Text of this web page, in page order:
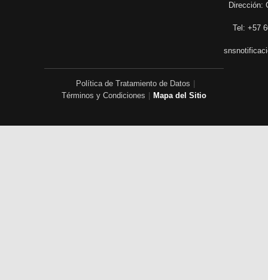
Dirección:
Tel: +57
Política de Tratamiento de Datos
Términos y Condiciones
Mapa del Sitio